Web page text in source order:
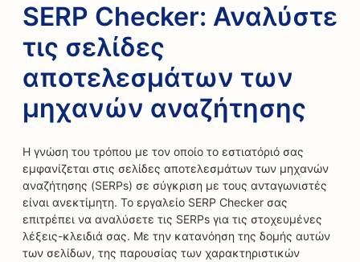
SERP Checker: Αναλύστε
τις σελίδες
αποτελεσμάτων των
μηχανών αναζήτησης
Η γνώση του τρόπου με τον οποίο το εστιατόριό σας
εμφανίζεται στις σελίδες αποτελεσμάτων των μηχανών
αναζήτησης (SERPs) σε σύγκριση με τους ανταγωνιστές
είναι ανεκτίμητη. Το εργαλείο SERP Checker σας
επιτρέπει να αναλύσετε τις SERPs για τις στοχευμένες
λέξεις-κλειδιά σας. Με την κατανόηση της δομής αυτών
των σελίδων, της παρουσίας των χαρακτηριστικών